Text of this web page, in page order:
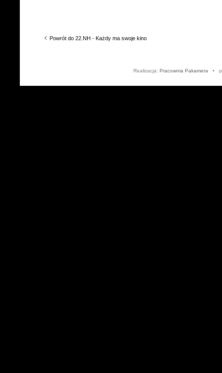
Powrót do 22.NH - Każdy ma swoje kino
Realizacja: Pracownia Pakamera •